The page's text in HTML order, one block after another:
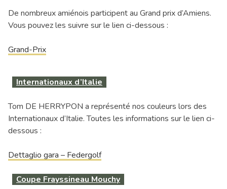
De nombreux amiénois participent au Grand prix d’Amiens.
Vous pouvez les suivre sur le lien ci-dessous :
Grand-Prix
Internationaux d’Italie
Tom DE HERRYPON a représenté nos couleurs lors des
Internationaux d’Italie. Toutes les informations sur le lien ci-
dessous :
Dettaglio gara – Federgolf
Coupe Frayssineau Mouchy